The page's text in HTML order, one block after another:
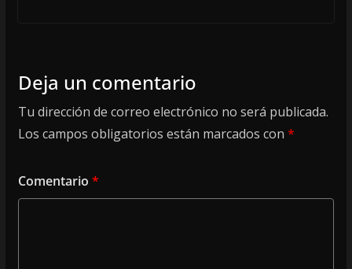
Deja un comentario
Tu dirección de correo electrónico no será publicada.
Los campos obligatorios están marcados con *
Comentario *